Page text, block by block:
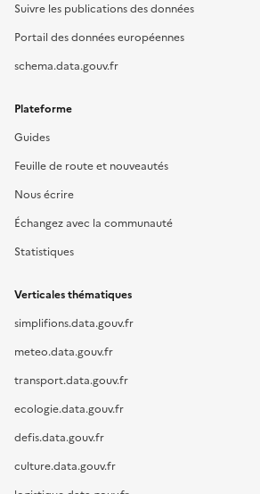
Suivre les publications des données
Portail des données européennes
schema.data.gouv.fr
Plateforme
Guides
Feuille de route et nouveautés
Nous écrire
Échangez avec la communauté
Statistiques
Verticales thématiques
simplifions.data.gouv.fr
meteo.data.gouv.fr
transport.data.gouv.fr
ecologie.data.gouv.fr
defis.data.gouv.fr
culture.data.gouv.fr